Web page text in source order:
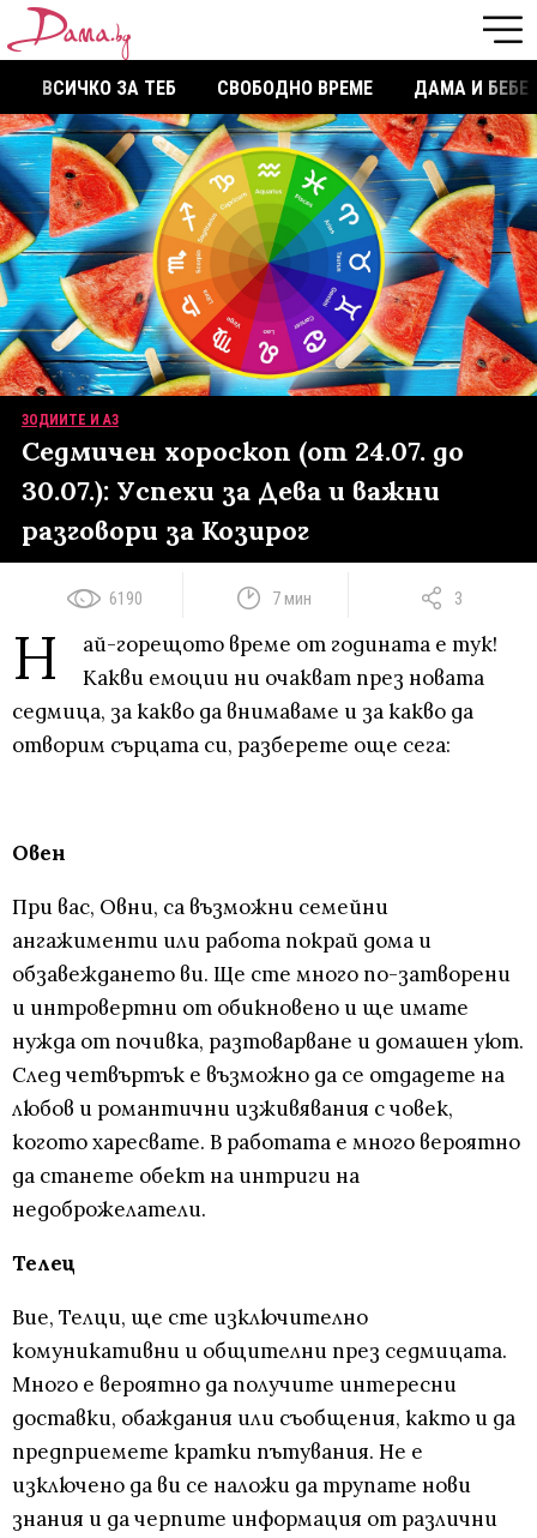
ВСИЧКО ЗА ТЕБ СВОБОДНО ВРЕМЕ ДАМА И БЕБЕ
ЗОДИИТЕ И АЗ
Седмичен хороскоп (от 24.07. до
30.07.): Успехи за Дева и важни
разговори за Козирог
6190 7 мин 3
Н
ай-горещото време от годината е тук!
Какви емоции ни очакват през новата
седмица, за какво да внимаваме и за какво да
отворим сърцата си, разберете още сега:
Овен
При вас, Овни, са възможни семейни
ангажименти или работа покрай дома и
обзавеждането ви. Ще сте много по-затворени
и интровертни от обикновено и ще имате
нужда от почивка, разтоварване и домашен уют.
След четвъртък е възможно да се отдадете на
любов и романтични изживявания с човек,
когото харесвате. В работата е много вероятно
да станете обект на интриги на
недоброжелатели.
Телец
Вие, Телци, ще сте изключително
комуникативни и общителни през седмицата.
Много е вероятно да получите интересни
доставки, обаждания или съобщения, както и да
предприемете кратки пътувания. Не е
изключено да ви се наложи да трупате нови
знания и да черпите информация от различни